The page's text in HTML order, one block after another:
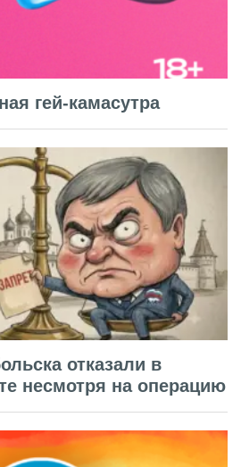
гей-камасутра
отказали в
несмотря на операцию